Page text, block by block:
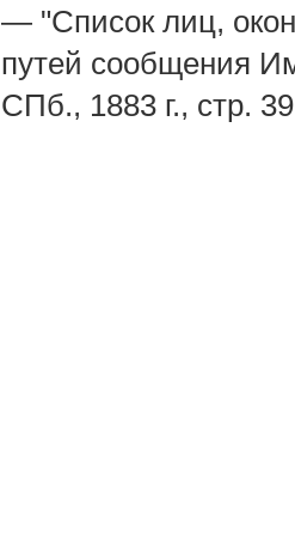
— "Список лиц,
путей сообщения
СПб., 1883 г., стр.